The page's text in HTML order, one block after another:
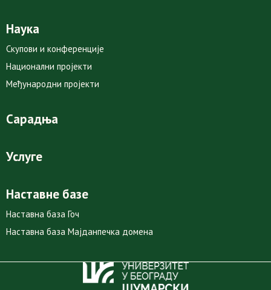
Наука
Скупови и конференције
Национални пројекти
Међународни пројекти
Сарадња
Услуге
Наставне базе
Наставна база Гоч
Наставна база Мајданпечка домена